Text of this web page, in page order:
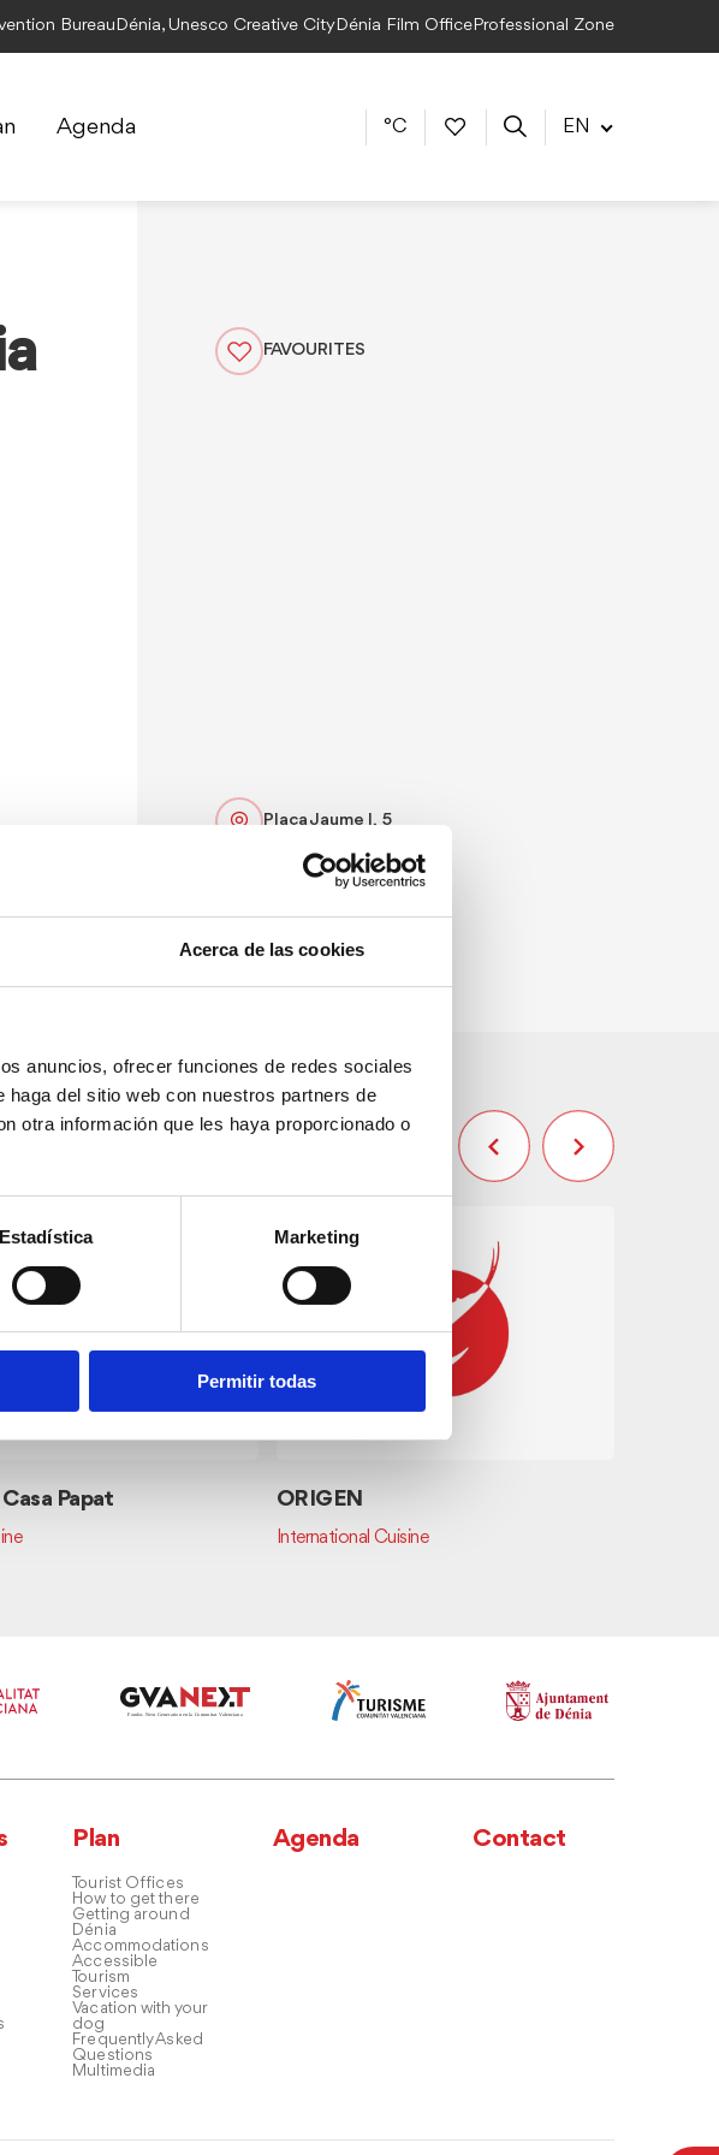
Acerca de las cookies
anuncios, ofrecer funciones de redes sociales
del sitio web con nuestros partners de
otra información que les haya proporcionado o
Estadística Marketing
Permitir todas
BureauDénia, Unesco Creative CityDénia Film OfficeProfessional Zone
Agenda °C EN
FAVOURITES
Plaça Jaume I, 5
96 642 96 00
csp_denia@gva.es
Papat ORIGEN
International Cuisine
Plan
Tourist Offices
How to get there
Getting around
Dénia
Accommodations
Accessible
Tourism
Services
Vacation with your
dog
Frequently Asked
Questions
Multimedia
Agenda Contact